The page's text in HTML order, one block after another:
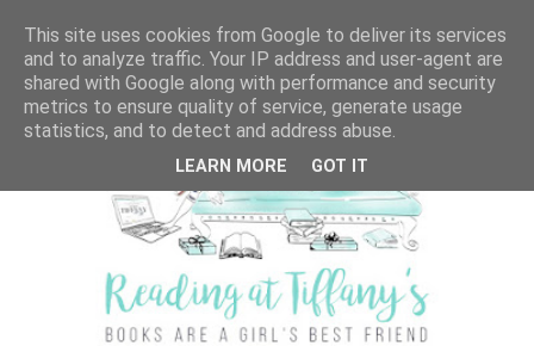
This site uses cookies from Google to deliver its services
and to analyze traffic. Your IP address and user-agent are
shared with Google along with performance and security
metrics to ensure quality of service, generate usage
statistics, and to detect and address abuse.
LEARN MORE GOT IT